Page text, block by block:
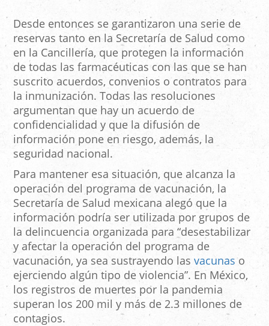
Desde entonces se garantizaron una serie de
reservas tanto en la Secretaría de Salud como
en la Cancillería, que protegen la información
de todas las farmacéuticas con las que se han
suscrito acuerdos, convenios o contratos para
la inmunización. Todas las resoluciones
argumentan que hay un acuerdo de
confidencialidad y que la difusión de
información pone en riesgo, además, la
seguridad nacional.
Para mantener esa situación, que alcanza la
operación del programa de vacunación, la
Secretaría de Salud mexicana alegó que la
información podría ser utilizada por grupos de
la delincuencia organizada para “desestabilizar
y afectar la operación del programa de
vacunación, ya sea sustrayendo las vacunaso
ejerciendo algún tipo de violencia”. En México,
los registros de muertes por la pandemia
superan los 200 mil y más de 2.3 millones de
contagios.